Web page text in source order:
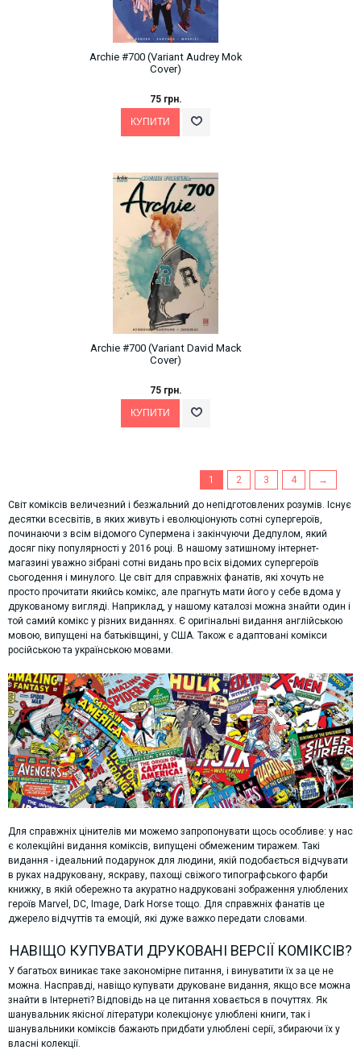
Archie #700 (Variant Audrey Mok
Cover)
75 грн.
Archie #700 (Variant David Mack
Cover)
75 грн.
1 2 3 4 →
Світ коміксів величезний і безжальний до непідготовлених розумів. Існує
десятки всесвітів, в яких живуть і еволюціонують сотні супергероїв,
починаючи з всім відомого Супермена і закінчуючи Дедпулом, який
досяг піку популярності у 2016 році. В нашому затишному інтернет-
магазині уважно зібрані сотні видань про всіх відомих супергероїв
сьогодення і минулого. Це світ для справжніх фанатів, які хочуть не
просто прочитати якийсь комікс, але прагнуть мати його у себе вдома у
друкованому вигляді. Наприклад, у нашому каталозі можна знайти один і
той самий комікс у різних виданнях. Є оригінальні видання англійською
мовою, випущені на батьківщині, у США. Також є адаптовані комікси
російською та українською мовами.
Для справжніх цінителів ми можемо запропонувати щось особливе: у нас
є колекційні видання коміксів, випущені обмеженим тиражем. Такі
видання - ідеальний подарунок для людини, якій подобається відчувати
в руках надруковану, яскраву, пахощі свіжого типографського фарби
книжку, в якій обережно та акуратно надруковані зображення улюблених
героїв Marvel, DC, Image, Dark Horse тощо. Для справжніх фанатів це
джерело відчуттів та емоцій, які дуже важко передати словами.
НАВІЩО КУПУВАТИ ДРУКОВАНІ ВЕРСІЇ КОМІКСІВ?
У багатьох виникає таке закономірне питання, і винуватити їх за це не
можна. Насправді, навіщо купувати друковане видання, якщо все можна
знайти в Інтернеті? Відповідь на це питання ховається в почуттях. Як
шанувальник якісної літератури колекціонує улюблені книги, так і
шанувальники коміксів бажають придбати улюблені серії, збираючи їх у
власні колекції.